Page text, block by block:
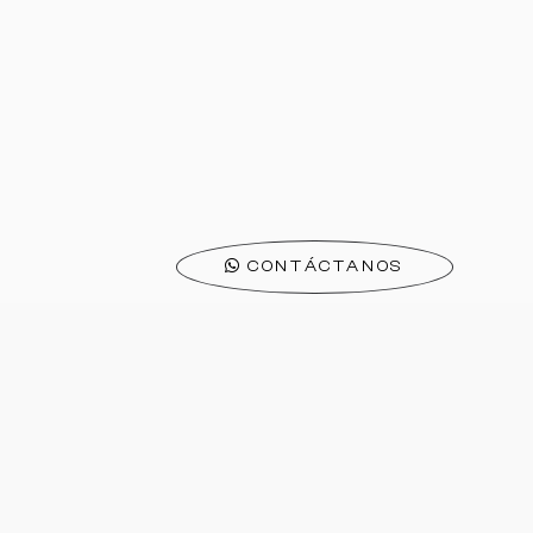
CONTÁCTANOS